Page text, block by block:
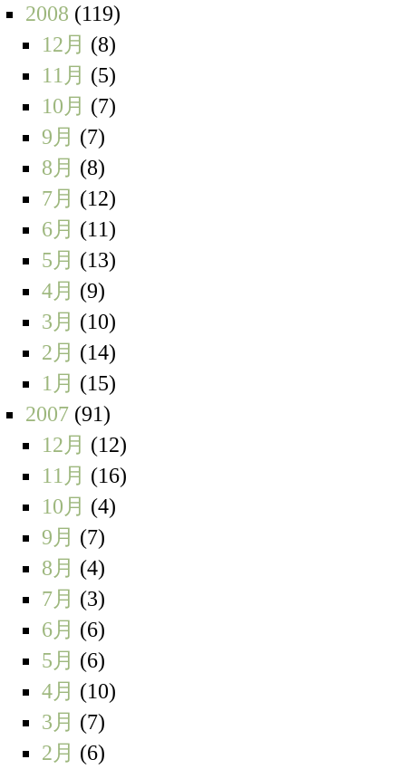
2008 (119)
12月 (8)
11月 (5)
10月 (7)
9月 (7)
8月 (8)
7月 (12)
6月 (11)
5月 (13)
4月 (9)
3月 (10)
2月 (14)
1月 (15)
2007 (91)
12月 (12)
11月 (16)
10月 (4)
9月 (7)
8月 (4)
7月 (3)
6月 (6)
5月 (6)
4月 (10)
3月 (7)
2月 (6)